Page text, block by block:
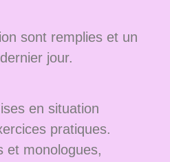
sont remplies et un
jour.
en situation
pratiques.
et monologues,